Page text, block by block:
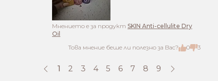
Mнението е за продукт SKIN Anti-cellulite Dry
Oil
Това мнение беше ли полезно за Вас?
0 3
1 2 3 4 5 6 7 8 9